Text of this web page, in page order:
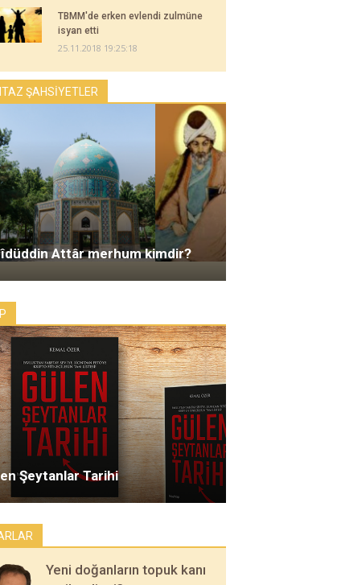
TBMM'de erken evlendi zulmüne
isyan etti
25.11.2018 19:25:18
ŞAHSİYETLER
Attâr merhum kimdir?
Şeytanlar Tarihi
Yeni doğanların topuk kanı